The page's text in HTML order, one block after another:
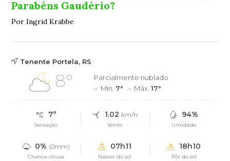
Parabéns Gaudério?
Por Ingrid Krabbe
Tenente Portela, RS
8°
Parcialmente nublado
Mín. 7° Máx.17°
7°
Sensação
1.02 km/h
Vento
94%
Umidade
0% (0mm)
Chance chuva
07h11
Nascer do sol
18h10
Pôr do sol